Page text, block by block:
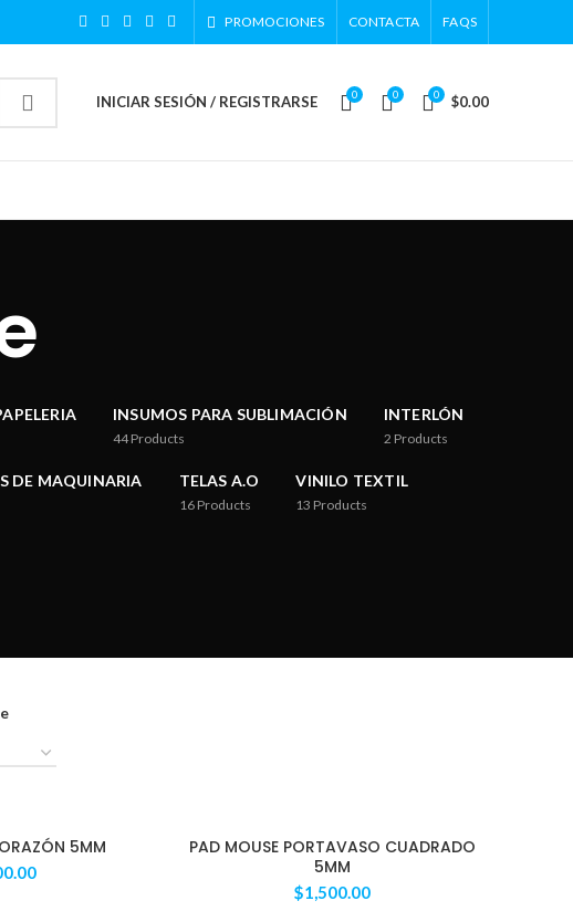
PROMOCIONES CONTACTA FAQS
INICIAR SESIÓN / REGISTRARSE 0 0 0 $0.00
INSUMOS PARA SUBLIMACIÓN
44 Products
INTERLÓN
2 Products
DE MAQUINARIA TELAS A.O
16 Products
VINILO TEXTIL
13 Products
5MM
PAD MOUSE PORTAVASO CUADRADO
5MM
$1,500.00